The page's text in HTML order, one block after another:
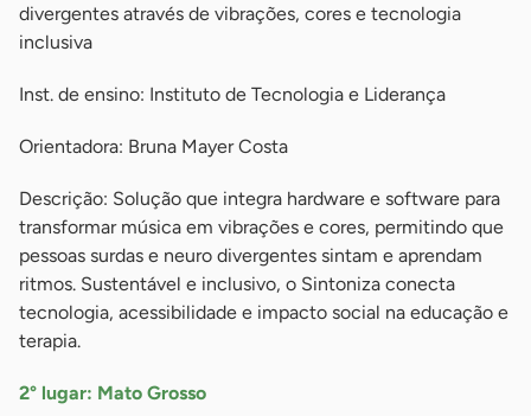
divergentes através de vibrações, cores e tecnologia
inclusiva
Inst. de ensino: Instituto de Tecnologia e Liderança
Orientadora: Bruna Mayer Costa
Descrição: Solução que integra hardware e software para
transformar música em vibrações e cores, permitindo que
pessoas surdas e neuro divergentes sintam e aprendam
ritmos. Sustentável e inclusivo, o Sintoniza conecta
tecnologia, acessibilidade e impacto social na educação e
terapia.
2° lugar: Mato Grosso